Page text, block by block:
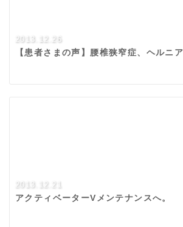
2013.12.26
【患者さまの声】腰椎狭窄症、ヘル
2013.12.21
アクティベーターVメンテナンスへ。